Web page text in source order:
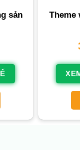
sản
Theme